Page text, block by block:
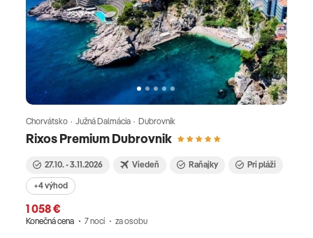
Rixos Premium Dubrovnik
Chorvátsko · Južná Dalmácia · Dubrovník
27.10. - 3.11.2026 Viedeň Raňajky
Pri pláži
+4 výhod
1 058 €
Konečná cena 7 nocí za osobu